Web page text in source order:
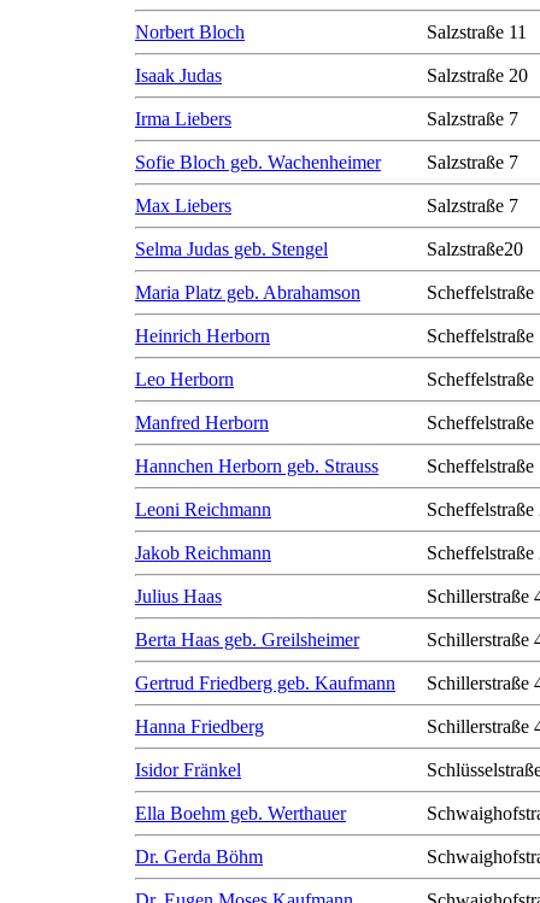
Norbert Bloch Salzstraße 11
Isaak Judas Salzstraße 20
Irma Liebers Salzstraße 7
Sofie Bloch geb. Wachenheimer Salzstraße 7
Max Liebers Salzstraße 7
Selma Judas geb. Stengel Salzstraße20
Maria Platz geb. Abrahamson Scheffelstraße
Heinrich Herborn Scheffelstraße
Leo Herborn Scheffelstraße
Manfred Herborn Scheffelstraße
Hannchen Herborn geb. Strauss Scheffelstraße
Leoni Reichmann Scheffelstraße
Jakob Reichmann Scheffelstraße
Julius Haas Schillerstraße
Berta Haas geb. Greilsheimer Schillerstraße
Gertrud Friedberg geb. Kaufmann Schillerstraße
Hanna Friedberg Schillerstraße
Isidor Fränkel
Ella Boehm geb. Werthauer
Dr. Gerda Böhm